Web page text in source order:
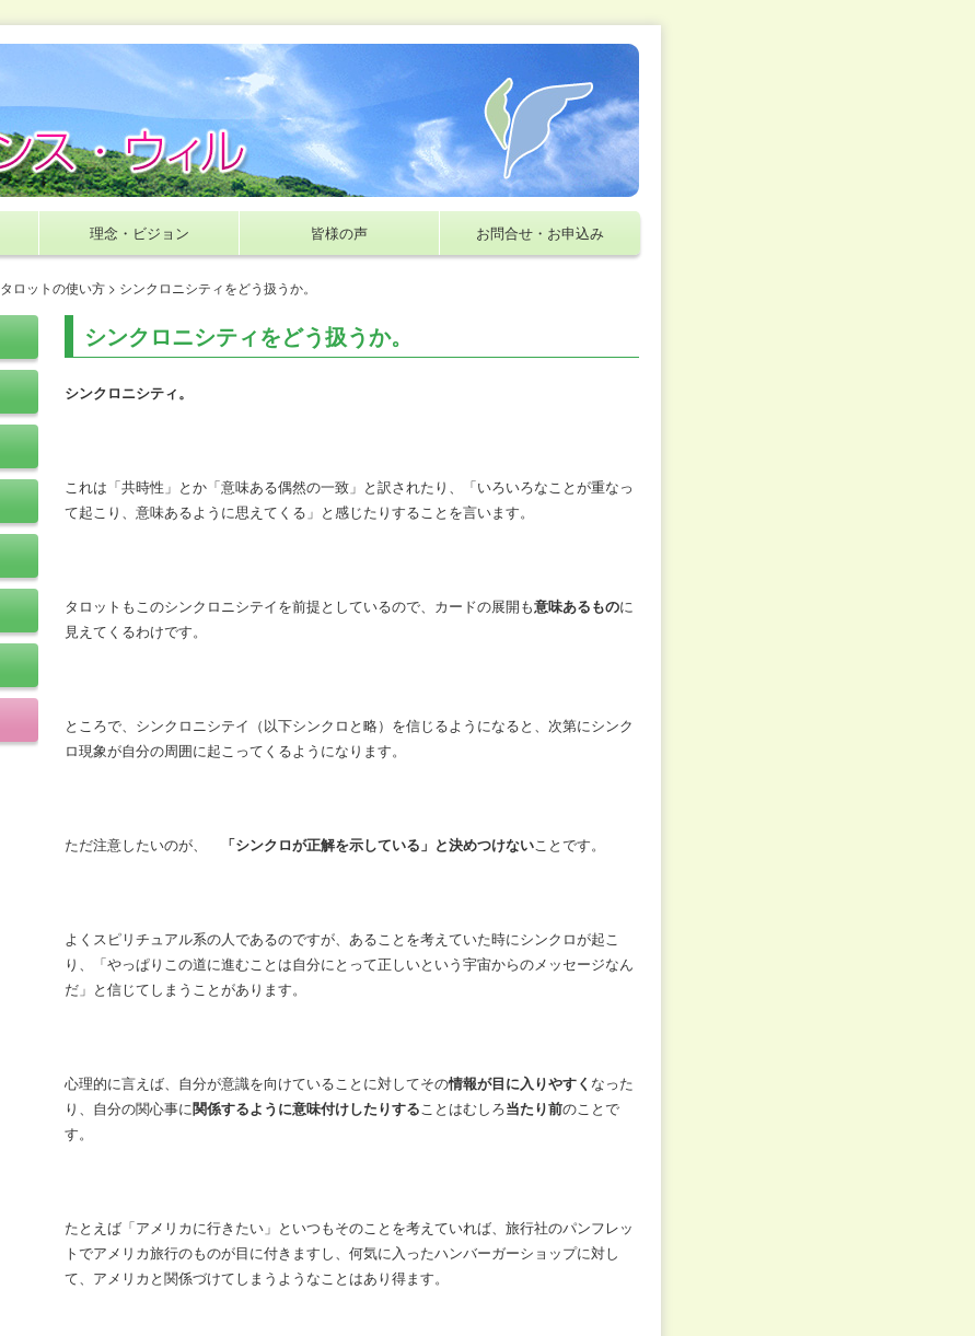
理念・ビジョン 皆様の声 お問合せ・お申込み
タロットの使い方 > シンクロニシティをどう扱うか。
シンクロニシティをどう扱うか。
シンクロニシティ。
これは「共時性」とか「意味ある偶然の一致」と訳されたり、「いろいろなことが重なっ
て起こり、意味あるように思えてくる」と感じたりすることを言います。
タロットもこのシンクロニシテイを前提としているので、カードの展開も意味あるものに
見えてくるわけです。
ところで、シンクロニシテイ（以下シンクロと略）を信じるようになると、次第にシンク
ロ現象が自分の周囲に起こってくるようになります。
ただ注意したいのが、 「シンクロが正解を示している」と決めつけないことです。
よくスピリチュアル系の人であるのですが、あることを考えていた時にシンクロが起こ
り、「やっぱりこの道に進むことは自分にとって正しいという宇宙からのメッセージなん
だ」と信じてしまうことがあります。
心理的に言えば、自分が意識を向けていることに対してその情報が目に入りやすく なった
り、自分の関心事に関係するように意味付けしたりすることはむしろ当たり前のことで
す。
たとえば「アメリカに行きたい」といつもそのことを考えていれば、旅行社のパンフレッ
トでアメリカ旅行のものが目に付きますし、何気に入ったハンバーガーショップに対し
て、アメリカと関係づけてしまうようなことはあり得ます。